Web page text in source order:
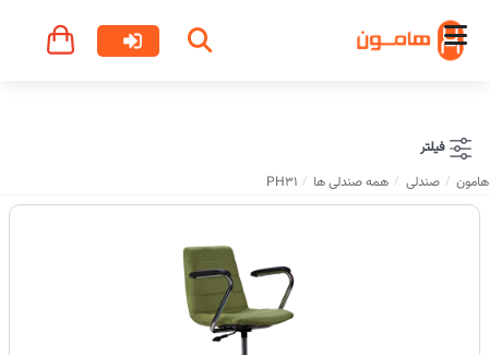
فیلتر
هامون
صندلی همه صندلی ها PH31